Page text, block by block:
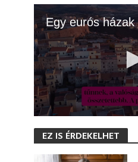
Egy eurós házak
s EZ IS ÉRDEKELHET